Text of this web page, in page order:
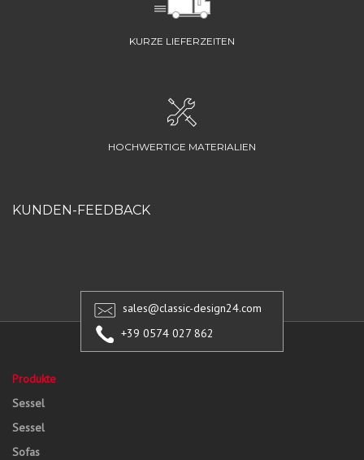
KURZE LIEFERZEITEN
HOCHWERTIGE MATERIALIEN
KUNDEN-FEEDBACK
sales@classic-design24.com
+39 0574 027 862
Produkte
Sessel
Sessel
Sofas